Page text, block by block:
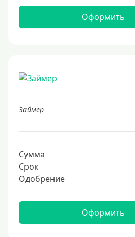
Оформить
Займер
Сумма
Срок
Одобрение
Оформить